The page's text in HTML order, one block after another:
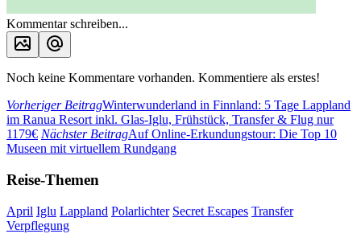
Kommentar schreiben...
Noch keine Kommentare vorhanden. Kommentiere als erstes!
Vorheriger BeitragWinterwunderland in Finnland: 5 Tage Lappland
im Ranua Resort inkl. Glas-Iglu, Frühstück, Transfer & Flug nur
1179€ Nächster BeitragAuf Online-Erkundungstour: Die Top 10
Museen mit virtuellem Rundgang
Reise-Themen
April Iglu Lappland Polarlichter Secret Escapes Transfer
Verpflegung